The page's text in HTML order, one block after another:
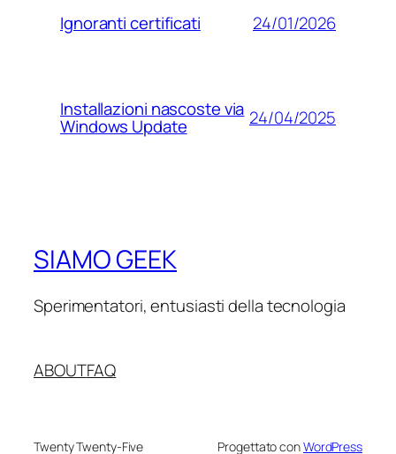
Ignoranti certificati 24/01/2026
Installazioni nascoste via
Windows Update 24/04/2025
SIAMO GEEK
Sperimentatori, entusiasti della tecnologia
ABOUTFAQ
Twenty Twenty-Five Progettato conWordPress